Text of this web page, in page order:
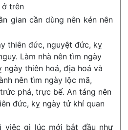
ở trên
gian cần dùng nên kén nên
thiên đức, nguyệt đức, kỵ
Làm nhà nên tìm ngày
ngày thiên hoả, địa hoả và
nên tìm ngày lộc mã,
phá, trực bế. An táng nên
đức, kỵ ngày tử khí quan
việc gì lúc mới bắt đầu như